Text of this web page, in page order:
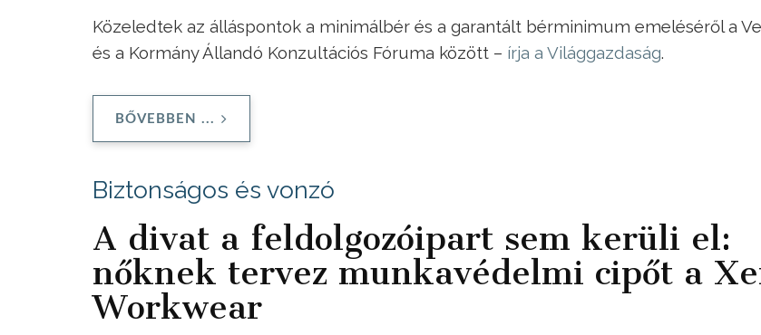
Közeledtek az álláspontok a minimálbér és a garantált bérminimum emeléséről a
és a Kormány Állandó Konzultációs Fóruma között – írja a Világgazdaság.
BŐVEBBEN ...
Biztonságos és vonzó
A divat a feldolgozóipart sem kerüli el:
nőknek tervez munkavédelmi cipőt a
Workwear